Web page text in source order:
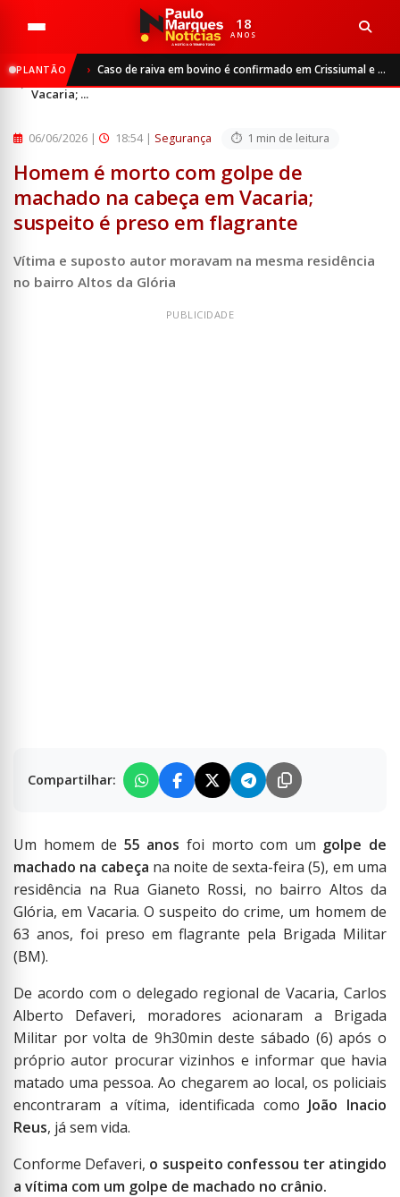
18
ANOS
PLANTÃO Caso de raiva em bovino é confirmado em Crissiumal e autoridades reforçam vacinação do rebanho
Segurança
Homem é morto com golpe de machado na cabeça em
Vacaria; ...
06/06/2026 | 18:54 | Segurança 1 min de leitura
Homem é morto com golpe de
machado na cabeça em Vacaria;
suspeito é preso em flagrante
Vítima e suposto autor moravam na mesma residência
no bairro Altos da Glória
Compartilhar:
Um homem de 55 anosfoi morto com um golpe de
machado na cabeça na noite de sexta-feira (5), em uma
residência na Rua Gianeto Rossi, no bairro Altos da
Glória, em Vacaria. O suspeito do crime, um homem de
63 anos, foi preso em flagrante pela Brigada Militar
(BM).
De acordo com o delegado regional de Vacaria, Carlos
Alberto Defaveri, moradores acionaram a Brigada
Militar por volta de 9h30min deste sábado (6) após o
próprio autor procurar vizinhos e informar que havia
matado uma pessoa. Ao chegarem ao local, os policiais
encontraram a vítima, identificada como João Inacio
Reus, já sem vida.
Conforme Defaveri, o suspeito confessou ter atingido
a vítima com um golpe de machado no crânio.